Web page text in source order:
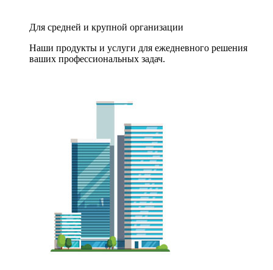
Для средней и крупной организации
Наши продукты и услуги для ежедневного решения
ваших профессиональных задач.